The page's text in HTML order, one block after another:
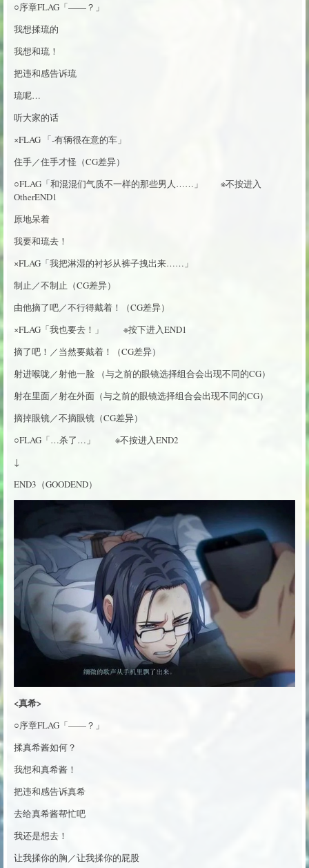
○序章FLAG「——？」
我想揉琉的
我想和琉！
把违和感告诉琉
琉呢…
听大家的话
×FLAG 「-有辆很在意的车」
住手／住手才怪（CG差异）
○FLAG「和混混们气质不一样的那些男人……」 ※不按进入
OtherEND1
原地呆着
我要和琉去！
×FLAG「我把淋湿的衬衫从裤子拽出来……」
制止／不制止（CG差异）
由他摘了吧／不行得戴着！（CG差异）
×FLAG「我也要去！」 ※按下进入END1
摘了吧！／当然要戴着！（CG差异）
射进喉咙／射他一脸 （与之前的眼镜选择组合会出现不同的CG）
射在里面／射在外面（与之前的眼镜选择组合会出现不同的CG）
摘掉眼镜／不摘眼镜（CG差异）
○FLAG「…杀了…」 ※不按进入END2
↓
END3（GOODEND）
<真希>
○序章FLAG「——？」
揉真希酱如何？
我想和真希酱！
把违和感告诉真希
去给真希酱帮忙吧
我还是想去！
让我揉你的胸／让我揉你的屁股